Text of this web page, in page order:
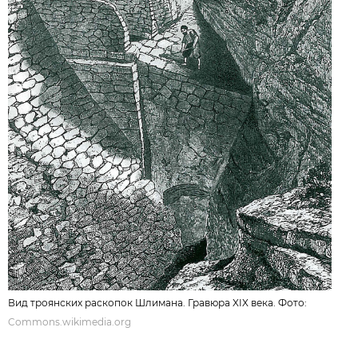
Вид троянских раскопок Шлимана. Гравюра XIX века. Фото:
Commons.wikimedia.org